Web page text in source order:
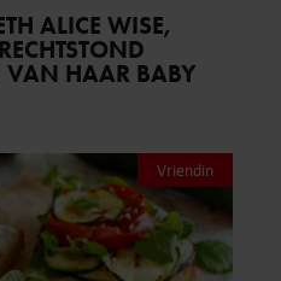
ALICE WISE,
HAAR BABY
Vriendin